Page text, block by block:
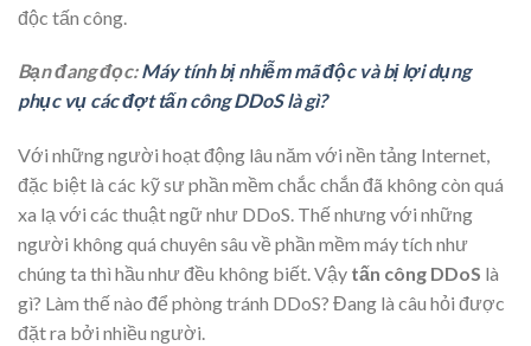
độc tấn công.
Bạn đang đọc:Máy tính bị nhiễm mã độc và bị lợi dụng
phục vụ các đợt tấn công DDoS là gì?
Với những người hoạt động lâu năm với nền tảng Internet,
đặc biệt là các kỹ sư phần mềm chắc chắn đã không còn quá
xa lạ với các thuật ngữ như DDoS. Thế nhưng với những
người không quá chuyên sâu về phần mềm máy tích như
chúng ta thì hầu như đều không biết. Vậy tấn công DDoS là
gì? Làm thế nào để phòng tránh DDoS? Đang là câu hỏi được
đặt ra bởi nhiều người.